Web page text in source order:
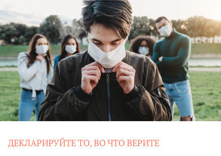
ДЕКЛАРИРУЙТЕ ТО, ВО ЧТО ВЕРИТЕ